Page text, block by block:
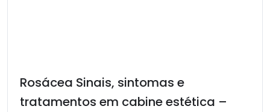
Rosácea Sinais, sintomas e
tratamentos em cabine estética –